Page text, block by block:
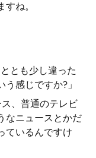
ね。
とも少し違った
感じですか?」
、普通のテレビ
なニュースとかだ
ているんですけ